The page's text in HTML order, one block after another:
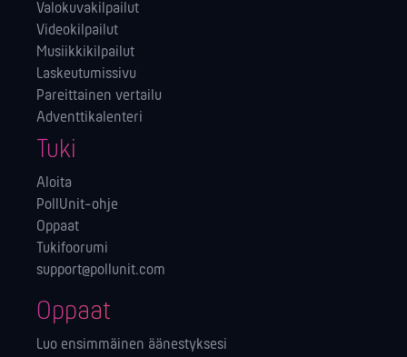
Valokuvakilpailut
Videokilpailut
Musiikkikilpailut
Laskeutumissivu
Pareittainen vertailu
Adventtikalenteri
Tuki
Aloita
PollUnit-ohje
Oppaat
Tukifoorumi
support@pollunit.com
Oppaat
Luo ensimmäinen äänestyksesi